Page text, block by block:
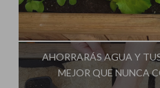
Influencer:
AHORRARÁS AGUA Y
MEJOR QUE NUNCA